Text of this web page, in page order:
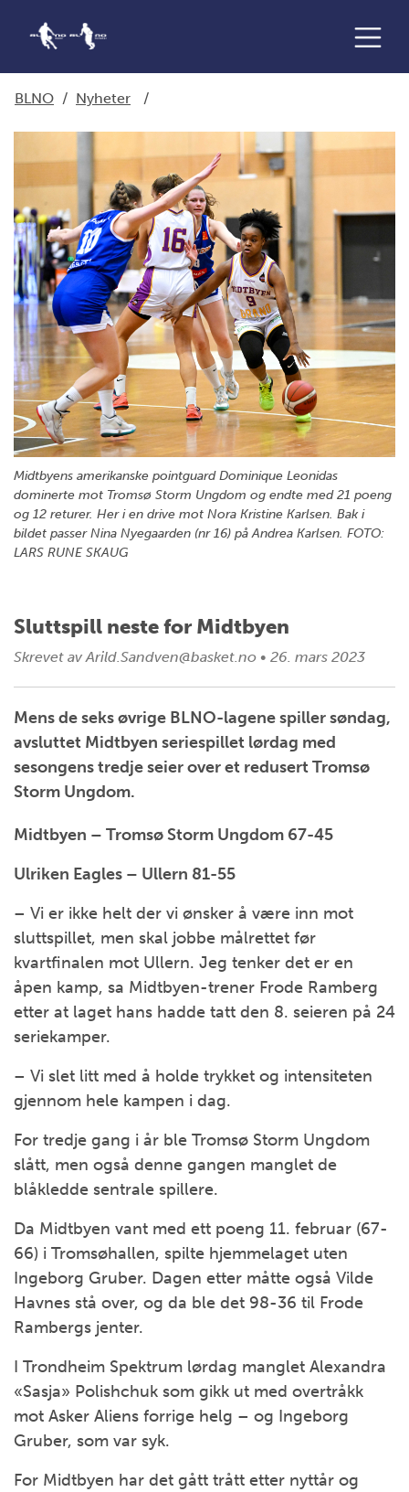
BLNO / Nyheter /
Midtbyens amerikanske pointguard Dominique Leonidas
dominerte mot Tromsø Storm Ungdom og endte med 21 poeng
og 12 returer. Her i en drive mot Nora Kristine Karlsen. Bak i
bildet passer Nina Nyegaarden (nr 16) på Andrea Karlsen. FOTO:
LARS RUNE SKAUG
Sluttspill neste for Midtbyen
Skrevet av Arild.Sandven@basket.no • 26. mars 2023
Mens de seks øvrige BLNO-lagene spiller søndag,
avsluttet Midtbyen seriespillet lørdag med
sesongens tredje seier over et redusert Tromsø
Storm Ungdom.
Midtbyen – Tromsø Storm Ungdom 67-45
Ulriken Eagles – Ullern 81-55
– Vi er ikke helt der vi ønsker å være inn mot
sluttspillet, men skal jobbe målrettet før
kvartfinalen mot Ullern. Jeg tenker det er en
åpen kamp, sa Midtbyen-trener Frode Ramberg
etter at laget hans hadde tatt den 8. seieren på 24
seriekamper.
– Vi slet litt med å holde trykket og intensiteten
gjennom hele kampen i dag.
For tredje gang i år ble Tromsø Storm Ungdom
slått, men også denne gangen manglet de
blåkledde sentrale spillere.
Da Midtbyen vant med ett poeng 11. februar (67-
66) i Tromsøhallen, spilte hjemmelaget uten
Ingeborg Gruber. Dagen etter måtte også Vilde
Havnes stå over, og da ble det 98-36 til Frode
Rambergs jenter.
I Trondheim Spektrum lørdag manglet Alexandra
«Sasja» Polishchuk som gikk ut med overtråkk
mot Asker Aliens forrige helg – og Ingeborg
Gruber, som var syk.
For Midtbyen har det gått trått etter nyttår og